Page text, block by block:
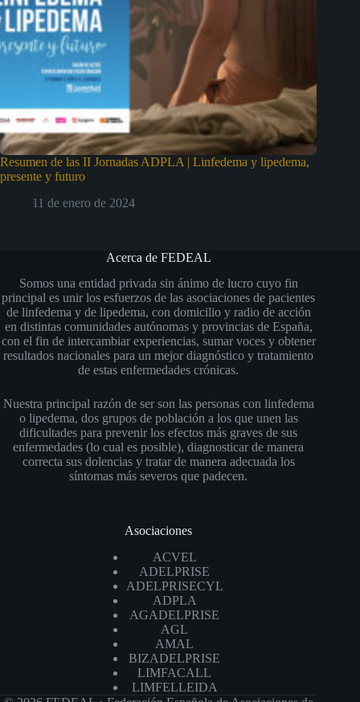
Resumen de las II Jornadas ADPLA | Linfedema y lipedema,
presente y futuro
11 de enero de 2024
Acerca de FEDEAL
Somos una entidad privada sin ánimo de lucro cuyo fin
principal es unir los esfuerzos de las asociaciones de pacientes
de linfedema y de lipedema, con domicilio y radio de acción
en distintas comunidades autónomas y provincias de España,
con el fin de intercambiar experiencias, sumar voces y obtener
resultados nacionales para un mejor diagnóstico y tratamiento
de estas enfermedades crónicas.
Nuestra principal razón de ser son las personas con linfedema
o lipedema, dos grupos de población a los que unen las
dificultades para prevenir los efectos más graves de sus
enfermedades (lo cual es posible), diagnosticar de manera
correcta sus dolencias y tratar de manera adecuada los
síntomas más severos que padecen.
Asociaciones
ACVEL
ADELPRISE
ADELPRISECYL
ADPLA
AGADELPRISE
AGL
AMAL
BIZADELPRISE
LIMFACALL
LIMFELLEIDA